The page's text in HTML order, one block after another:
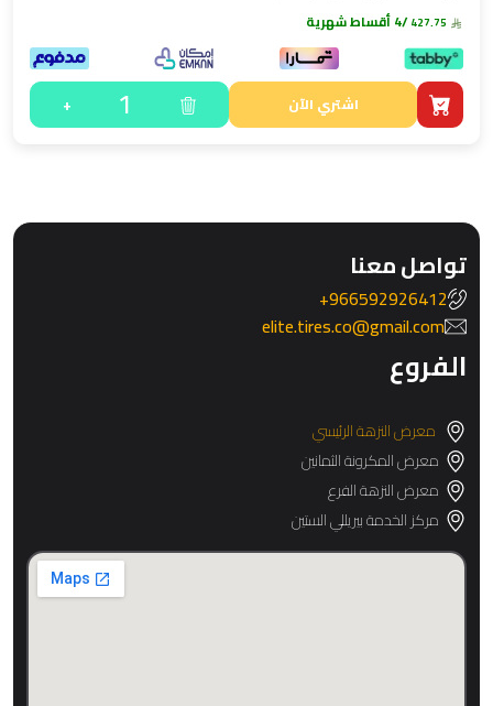
/4 أقساط شهرية
اشتري الآن 1
+
تواصل معنا
966592926412+
elite.tires.co@gmail.com
الفروع
معرض النزهة الرئيسي
معرض المكرونة الثمانين
معرض النزهة الفرع
مركز الخدمة بيريللي الستين